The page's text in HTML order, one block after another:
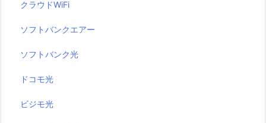
クラウドWiFi
ソフトバンクエアー
ソフトバンク光
ドコモ光
ビジモ光